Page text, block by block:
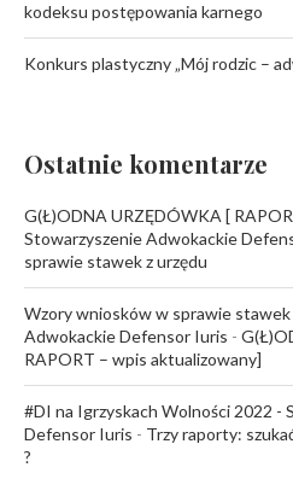
kodeksu postępowania karnego
Konkurs plastyczny „Mój rodzic –
Ostatnie komentarze
G(Ł)ODNA URZĘDÓWKA [
Stowarzyszenie Adwokackie
sprawie stawek z urzędu
Wzory wniosków w sprawie
Adwokackie Defensor Iuris -
RAPORT – wpis aktualizowany]
#DI na Igrzyskach Wolności 2022 -
Defensor Iuris - Trzy raporty:
?